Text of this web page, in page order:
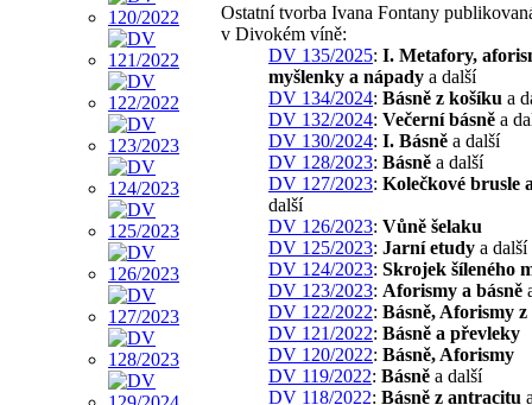
Ostatní tvorba Ivana Fontany
v Divokém víně:
DV 135/2025: I. Metafory,
myšlenky a nápady a další
DV 134/2024: Básně z košíku a
DV 132/2024: Večerní básně a
DV 130/2024: I. Básně a další
DV 128/2023: Básně a další
DV 127/2023: Kolečkové brusle
další
DV 126/2023: Vůně šelaku
DV 125/2023: Jarní etudy a další
DV 124/2023: Skrojek šíleného
DV 123/2023: Aforismy a básně
DV 122/2022: Básně, Aforismy
DV 121/2022: Básně a převleky
DV 120/2022: Básně, Aforismy
DV 119/2022: Básně a další
DV 118/2022: Básně z antracitu